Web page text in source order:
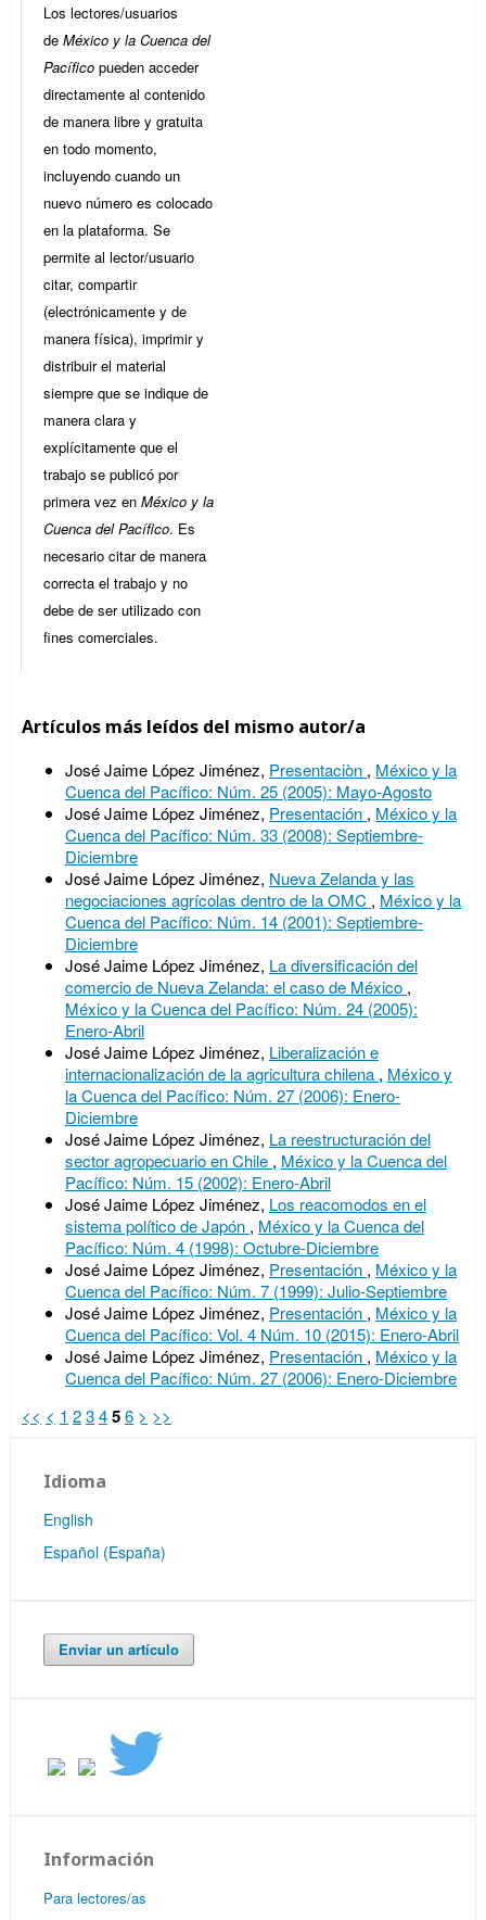
Los lectores/usuarios
de México y la Cuenca del
Pacífico pueden acceder
directamente al contenido
de manera libre y gratuita
en todo momento,
incluyendo cuando un
nuevo número es colocado
en la plataforma. Se
permite al lector/usuario
citar, compartir
(electrónicamente y de
manera física), imprimir y
distribuir el material
siempre que se indique de
manera clara y
explícitamente que el
trabajo se publicó por
primera vez en México y la
Cuenca del Pacífico. Es
necesario citar de manera
correcta el trabajo y no
debe de ser utilizado con
fines comerciales.
Artículos más leídos del mismo autor/a
José Jaime López Jiménez, Presentaciòn , México y la
Cuenca del Pacífico: Núm. 25 (2005): Mayo-Agosto
José Jaime López Jiménez, Presentación , México y la
Cuenca del Pacífico: Núm. 33 (2008): Septiembre-
Diciembre
José Jaime López Jiménez, Nueva Zelanda y las
negociaciones agrícolas dentro de la OMC , México y la
Cuenca del Pacífico: Núm. 14 (2001): Septiembre-
Diciembre
José Jaime López Jiménez, La diversificación del
comercio de Nueva Zelanda: el caso de México ,
México y la Cuenca del Pacífico: Núm. 24 (2005):
Enero-Abril
José Jaime López Jiménez, Liberalización e
internacionalización de la agricultura chilena , México y
la Cuenca del Pacífico: Núm. 27 (2006): Enero-
Diciembre
José Jaime López Jiménez, La reestructuración del
sector agropecuario en Chile , México y la Cuenca del
Pacífico: Núm. 15 (2002): Enero-Abril
José Jaime López Jiménez, Los reacomodos en el
sistema político de Japón , México y la Cuenca del
Pacífico: Núm. 4 (1998): Octubre-Diciembre
José Jaime López Jiménez, Presentación , México y la
Cuenca del Pacífico: Núm. 7 (1999): Julio-Septiembre
José Jaime López Jiménez, Presentación , México y la
Cuenca del Pacífico: Vol. 4 Núm. 10 (2015): Enero-Abril
José Jaime López Jiménez, Presentación , México y la
Cuenca del Pacífico: Núm. 27 (2006): Enero-Diciembre
<< < 1 23456 > >>
Idioma
English
Español (España)
Enviar un artículo
Información
Para lectores/as